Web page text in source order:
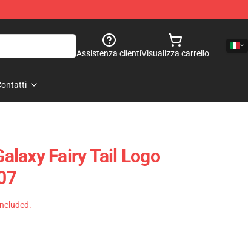
Assistenza clientiVisualizza carrello
Fairy Tail Logo